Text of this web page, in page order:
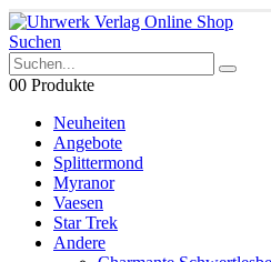
Suchen
00 Produkte
Neuheiten
Angebote
Splittermond
Myranor
Vaesen
Star Trek
Andere